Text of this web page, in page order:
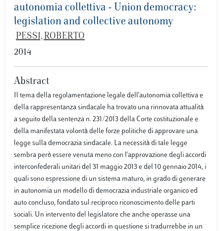
autonomia collettiva - Union democracy:
legislation and collective autonomy
PESSI, ROBERTO
2014
Abstract
Il tema della regolamentazione legale dell'autonomia collettiva e
della rappresentanza sindacale ha trovato una rinnovata attualità
a seguito della sentenza n. 231/2013 della Corte costituzionale e
della manifestata volontà delle forze politiche di approvare una
legge sulla democrazia sindacale. La necessità di tale legge
sembra però essere venuta meno con l'approvazione degli accordi
interconfederali unitari del 31 maggio 2013 e del 10 gennaio 2014, i
quali sono espressione di un sistema maturo, in grado di generare
in autonomia un modello di democrazia industriale organico ed
auto concluso, fondato sul reciproco riconoscimento delle parti
sociali. Un intervento del legislatore che anche operasse una
semplice ricezione degli accordi in questione si tradurrebbe in un